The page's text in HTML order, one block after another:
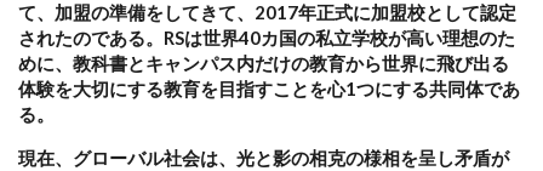
て、加盟の準備をしてきて、2017年正式に加盟校として認定
されたのである。RSは世界40カ国の私立学校が高い理想のた
めに、教科書とキャンパス内だけの教育から世界に飛び出る
体験を大切にする教育を目指すことを心1つにする共同体であ
る。
現在、グローバル社会は、光と影の相克の様相を呈し矛盾が